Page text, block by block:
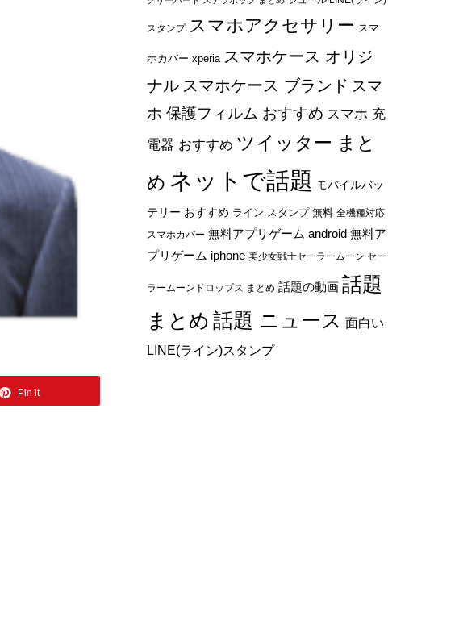
Pin it
スタンプ スマホアクセサリー スマ
ホカバー xperia スマホケース オリジ
ナル スマホケース ブランド スマ
ホ 保護フィルム おすすめ スマホ 充
電器 おすすめ ツイッター まと
め ネットで話題 モバイルバッ
テリー おすすめ ライン スタンプ 無料 全機種対応
スマホカバー 無料アプリゲーム android 無料ア
プリゲーム iphone 美少女戦士セーラームーン セー
ラームーンドロップス まとめ 話題の動画 話題
まとめ 話題 ニュース 面白い
LINE(ライン)スタンプ